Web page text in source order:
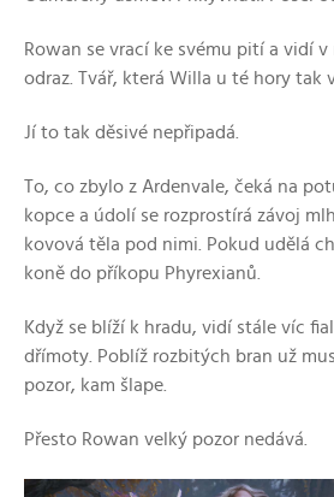
Rowan se vrací ke svému pití a vidí
odraz. Tvář, která Willa u té hory tak
Jí to tak děsivé nepřipadá.
To, co zbylo z Ardenvale, čeká na
kopce a údolí se rozprostírá závoj
kovová těla pod nimi. Pokud udělá
koně do příkopu Phyrexianů.
Když se blíží k hradu, vidí stále víc
dřímoty. Poblíž rozbitých bran už
pozor, kam šlape.
Přesto Rowan velký pozor nedává.